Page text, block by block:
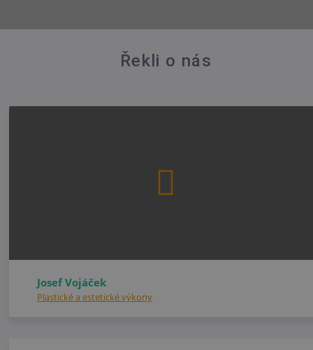
Řekli o nás
Josef Vojáček
Plastické a estetické výkony